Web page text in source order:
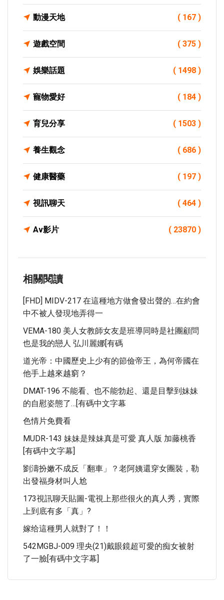
動漫天地 ( 167 )
遊戲空間 ( 375 )
娛樂話題 ( 1498 )
寵物愛好 ( 184 )
育兒分享 ( 1503 )
養生觀念 ( 686 )
健康醫藥 ( 197 )
視訊聊天 ( 464 )
Av影片 ( 23870 )
相關閱讀
[FHD] MIDV-217 在這種地方做會發出聲的…在約會
中不被人發現地弄得一
VEMA-180 美人女教師女友是班導同時是社團顧問
也是我的戀人 弘川麗娜[有碼
道光帝：中國歷史上少有的節儉帝王，為何帝國在
他手上越來越窮？
DMAT-196 不能看、也不能勃起、還是目擊到妹妹
的自慰姿態了…[有碼中文字幕
色情片免費看
MUDR-143 妹妹是辣妹真是可愛 真人版 加藤桃香
[有碼中文字幕]
劉濤扮嫩不成反「翻車」？老阿姨還穿女團裝，勒
出發福身材叫人尬
173視訊聊天貼圖-電視上那些很火的真人秀，實際
上到底有多「真」?
嫁给這種男人就對了！！
542MGBJ-009 理央(21)戴眼鏡超可愛的痴女被射
了一臉[有碼中文字幕]